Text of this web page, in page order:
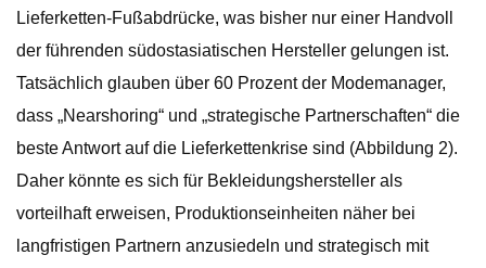
Lieferketten-Fußabdrücke, was bisher nur einer Handvoll
der führenden südostasiatischen Hersteller gelungen ist.
Tatsächlich glauben über 60 Prozent der Modemanager,
dass „Nearshoring“ und „strategische Partnerschaften“ die
beste Antwort auf die Lieferkettenkrise sind (Abbildung 2).
Daher könnte es sich für Bekleidungshersteller als
vorteilhaft erweisen, Produktionseinheiten näher bei
langfristigen Partnern anzusiedeln und strategisch mit